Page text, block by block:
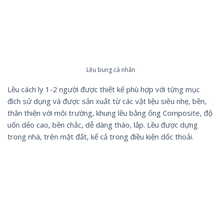
Lều bung cá nhân
Lều cách ly 1-2 người được thiết kế phù hợp với từng mục
đích sử dụng và được sản xuất từ các vật liệu siêu nhẹ, bền,
thân thiện với môi trường, khung lều bằng ống Composite, độ
uốn dẻo cao, bền chắc, dễ dàng tháo, lắp. Lều được dựng
trong nhà, trên mặt đất, kể cả trong điều kiện dốc thoải.